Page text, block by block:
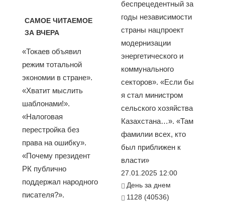
САМОЕ ЧИТАЕМОЕ
ЗА ВЧЕРА
«Токаев объявил
режим тотальной
экономии в стране».
«Хватит мыслить
шаблонами!».
«Налоговая
перестройка без
права на ошибку».
«Почему президент
РК публично
поддержал народного
писателя?».
беспрецедентный за
годы независимости
страны нацпроект
модернизации
энергетического и
коммунального
секторов». «Если бы
я стал министром
сельского хозяйства
Казахстана…». «Там
фамилии всех, кто
был приближен к
власти»
27.01.2025 12:00
День за днем
1128 (40536)